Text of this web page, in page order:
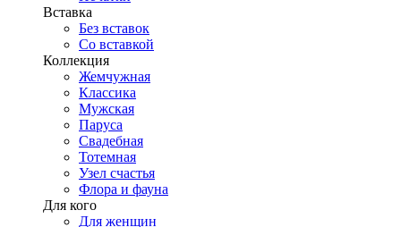
Вставка
Без вставок
Со вставкой
Коллекция
Жемчужная
Классика
Мужская
Паруса
Свадебная
Тотемная
Узел счастья
Флора и фауна
Для кого
Для женщин